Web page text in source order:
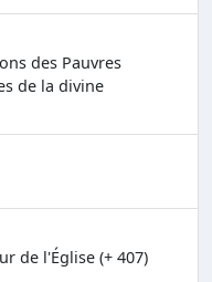
des Pauvres
de la divine
de l'Église (+ 407)